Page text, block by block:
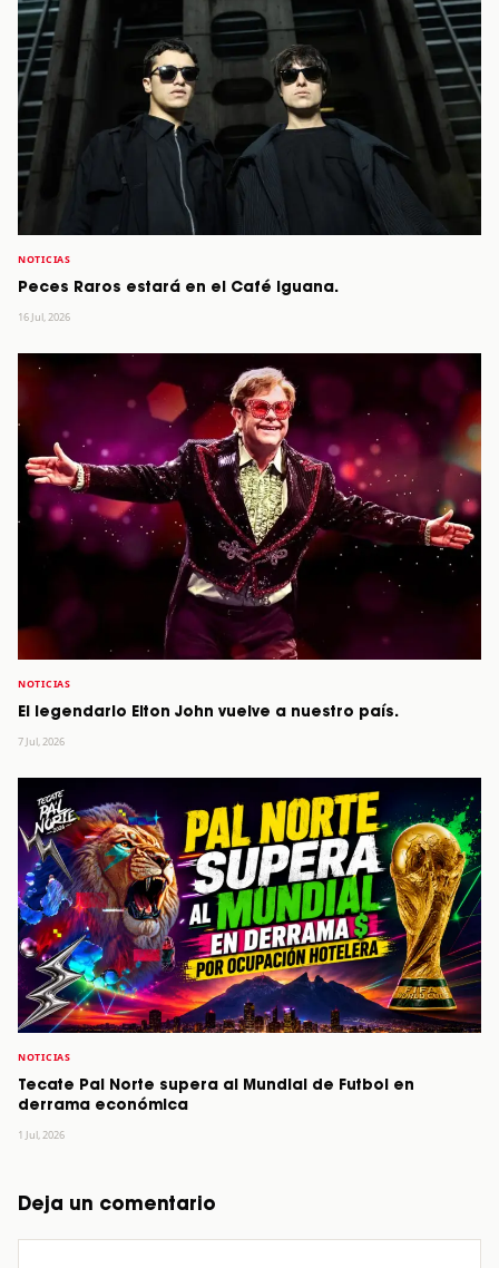
NOTICIAS
Peces Raros estará en el Café Iguana.
16 Jul, 2026
NOTICIAS
El legendario Elton John vuelve a nuestro país.
7 Jul, 2026
NOTICIAS
Tecate Pal Norte supera al Mundial de Futbol en
derrama económica
1 Jul, 2026
Deja un comentario
Comentario